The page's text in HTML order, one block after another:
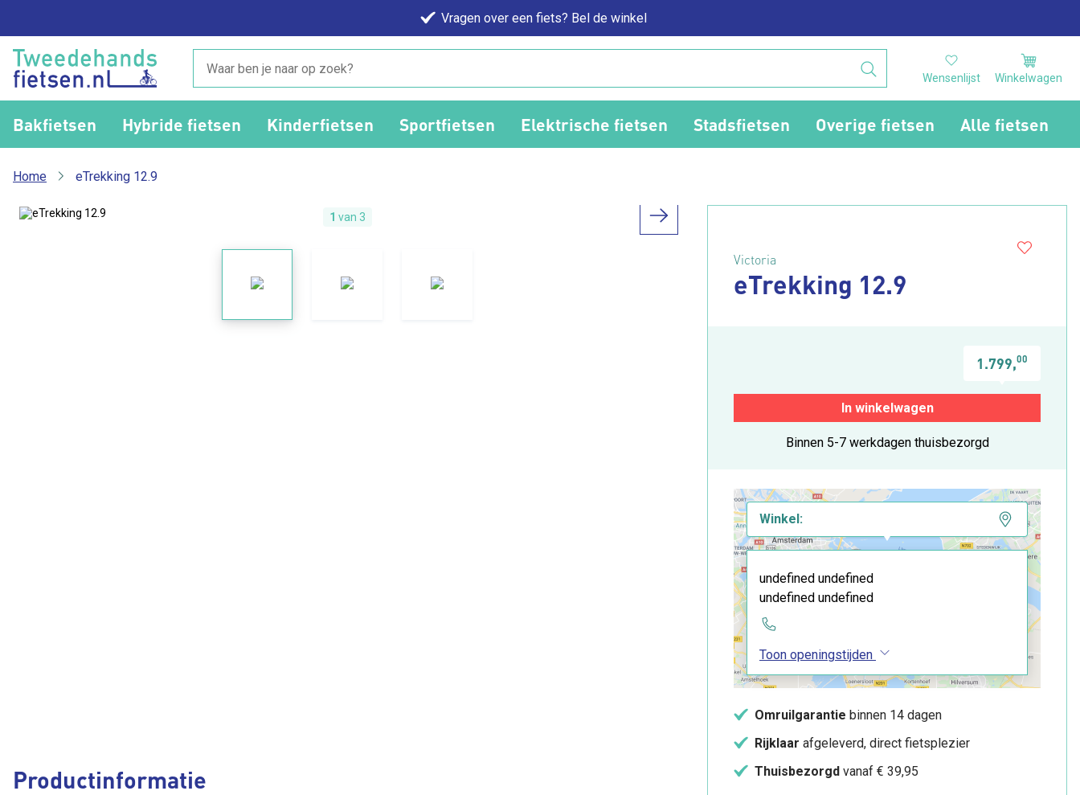
Vragen over een fiets? Bel de winkel
Wensenlijst Winkelwagen
Bakfietsen Hybride fietsen Kinderfietsen Sportfietsen Elektrische fietsen Stadsfietsen Overige fietsen Alle fietsen
Home eTrekking 12.9
1 van 3
Productinformatie
Victoria
eTrekking 12.9
1.799,00
In winkelwagen
Binnen 5-7 werkdagen thuisbezorgd
Winkel:
undefined undefined
undefined undefined
Toon openingstijden
Omruilgarantie binnen 14 dagen
Rijklaar afgeleverd, direct fietsplezier
Thuisbezorgd vanaf € 39,95